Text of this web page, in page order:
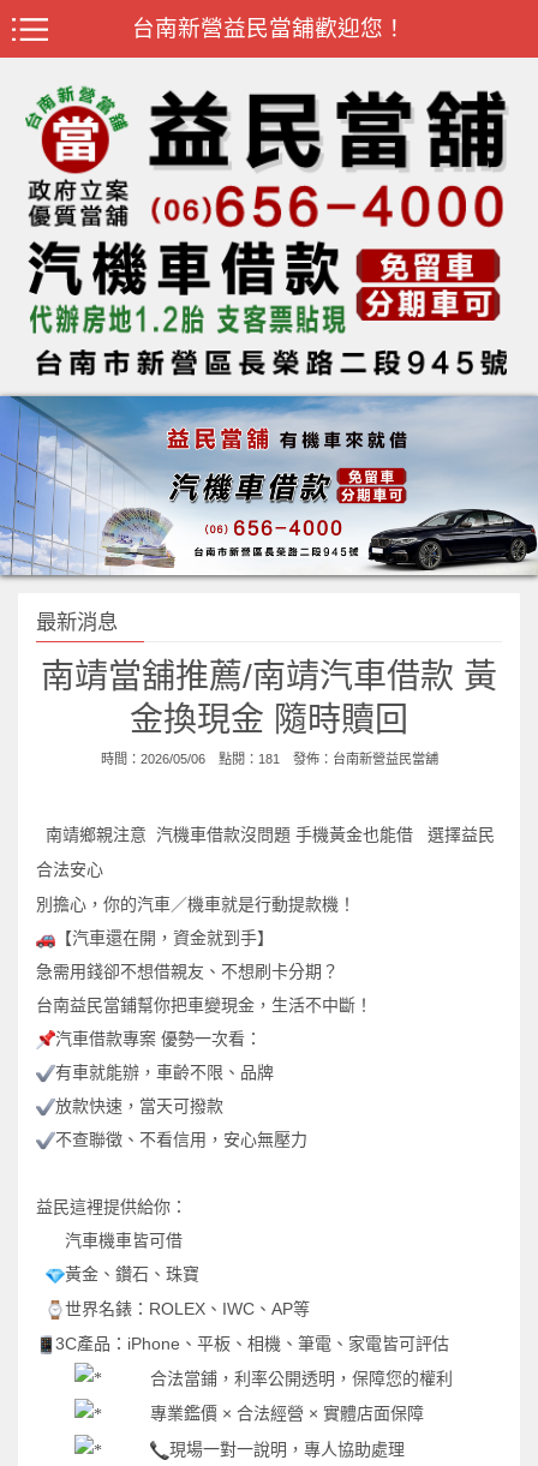
台南新營益民當舖歡迎您！
最新消息
南靖當舖推薦/南靖汽車借款 黃
金換現金 隨時贖回
時間：2026/05/06 點閱：181 發佈： 台南新營益民當舖
南靖鄉親注意 汽機車借款沒問題 手機黃金也能借 選擇益民
合法安心
別擔心，你的汽車／機車就是行動提款機！
【汽車還在開，資金就到手】
急需用錢卻不想借親友、不想刷卡分期？
台南益民當鋪幫你把車變現金，生活不中斷！
汽車借款專案 優勢一次看：
有車就能辦，車齡不限、品牌
放款快速，當天可撥款
不查聯徵、不看信用，安心無壓力
益民這裡提供給你：
汽車機車皆可借
黃金、鑽石、珠寶
世界名錶： ROLEX 、 IWC 、 AP等
3C產品： iPhone 、平板、相機、筆電、家電皆可評估
合法當鋪，利率公開透明，保障您的權利
專業鑑價 × 合法經營 × 實體店面保障
現場一對一說明，專人協助處理